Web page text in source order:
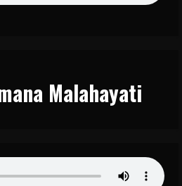
Malahayati